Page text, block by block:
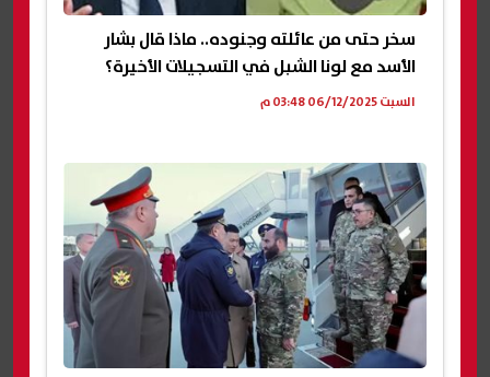
سخر حتى من عائلته وجنوده.. ماذا قال بشار
الأسد مع لونا الشبل في التسجيلات الأخيرة؟
السبت 06/12/2025 03:48 م